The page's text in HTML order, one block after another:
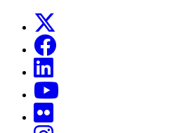
Links, Opens in this window
Links, Opens in this window
Links, Opens in this window
Links, Opens in this window